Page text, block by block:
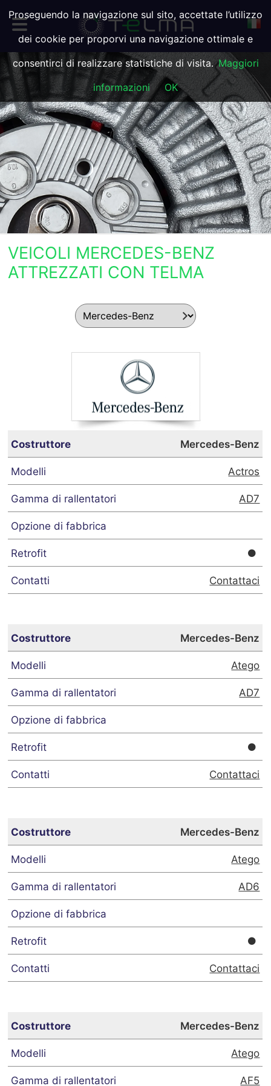
VEICOLI MERCEDES-BENZ
ATTREZZATI CON TELMA
Mercedes-Benz
Actros
AD7
Contattaci
Mercedes-Benz
Atego
AD7
Contattaci
Mercedes-Benz
Atego
AD6
Contattaci
Mercedes-Benz
Atego
AF5
Proseguendo la navigazione sul sito, accettate l’utilizzo
dei cookie per proporvi una navigazione ottimale e
consentirci di realizzare statistiche di visita. Maggiori
informazioni
OK